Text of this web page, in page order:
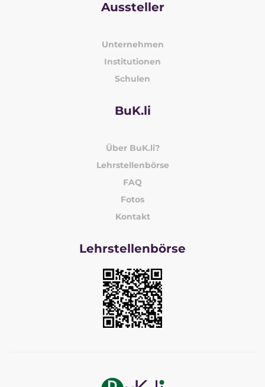
Aussteller
Unternehmen
Institutionen
Schulen
BuK.li
Über BuK.li?
Lehrstellenbörse
FAQ
Fotos
Kontakt
Lehrstellenbörse